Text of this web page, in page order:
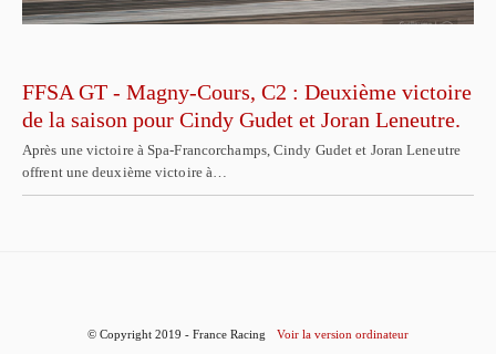
FFSA GT - Magny-Cours, C2 : Deuxième victoire
de la saison pour Cindy Gudet et Joran Leneutre.
Après une victoire à Spa-Francorchamps, Cindy Gudet et Joran Leneutre
offrent une deuxième victoire à…
© Copyright 2019 - France Racing Voir la version ordinateur